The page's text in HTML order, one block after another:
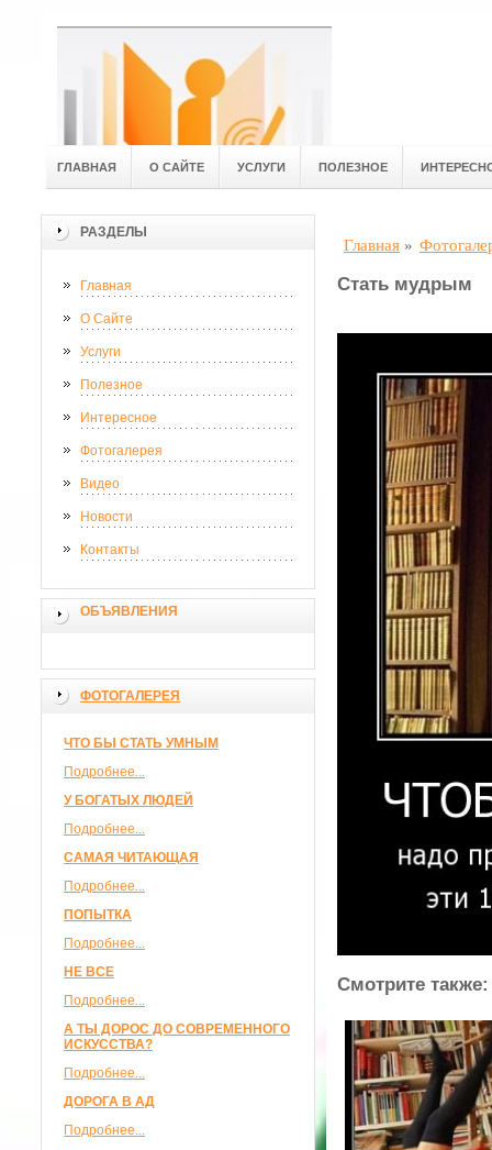
ГЛАВНАЯ О САЙТЕ УСЛУГИ ПОЛЕЗНОЕ
РАЗДЕЛЫ
Главная
О Сайте
Услуги
Полезное
Интересное
Фотогалерея
Видео
Новости
Контакты
ОБЪЯВЛЕНИЯ
ФОТОГАЛЕРЕЯ
ЧТО БЫ СТАТЬ УМНЫМ
Подробнее...
У БОГАТЫХ ЛЮДЕЙ
Подробнее...
САМАЯ ЧИТАЮЩАЯ
Подробнее...
ПОПЫТКА
Подробнее...
НЕ ВСЕ
Подробнее...
А ТЫ ДОРОС ДО СОВРЕМЕННОГО
ИСКУССТВА?
Подробнее...
ДОРОГА В АД
Подробнее...
Главная »
Стать мудрым
Смотрите также: